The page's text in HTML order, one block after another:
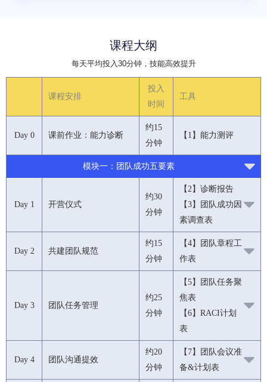
课程大纲
每天平均投入30分钟，技能高效提升
课程安排
投入
时间
工具
Day 0 课前作业：能力诊断
约15
分钟
【1】能力测评
模块一：团队成功五要素
Day 1 开营仪式
约30
分钟
【2】诊断报告
【3】团队成功因
素调查表
Day 2 共建团队规范
约15
分钟
【4】团队章程工
作表
Day 3 团队任务管理
约25
分钟
【5】团队任务聚
焦表
【6】RACI计划
表
Day 4 团队沟通提效
约20
分钟
【7】团队会议准
备&计划表